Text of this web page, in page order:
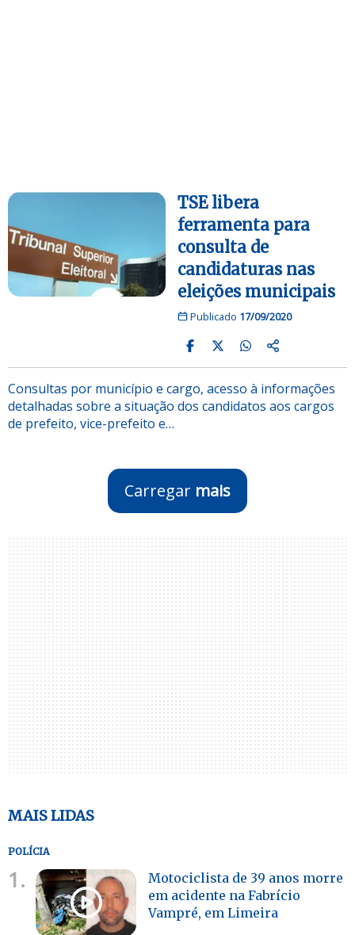
TSE libera
ferramenta para
consulta de
candidaturas nas
eleições municipais
Publicado 17/09/2020
Consultas por município e cargo, acesso à informações
detalhadas sobre a situação dos candidatos aos cargos
de prefeito, vice-prefeito e…
Carregar mais
MAIS LIDAS
POLÍCIA
1.
Motociclista de 39 anos morre
em acidente na Fabrício
Vampré, em Limeira